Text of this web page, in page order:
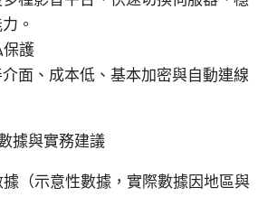
。
保護
面、成本低、基本加密與自動連線
據與實務建議
（示意性數據，實際數據因地區與